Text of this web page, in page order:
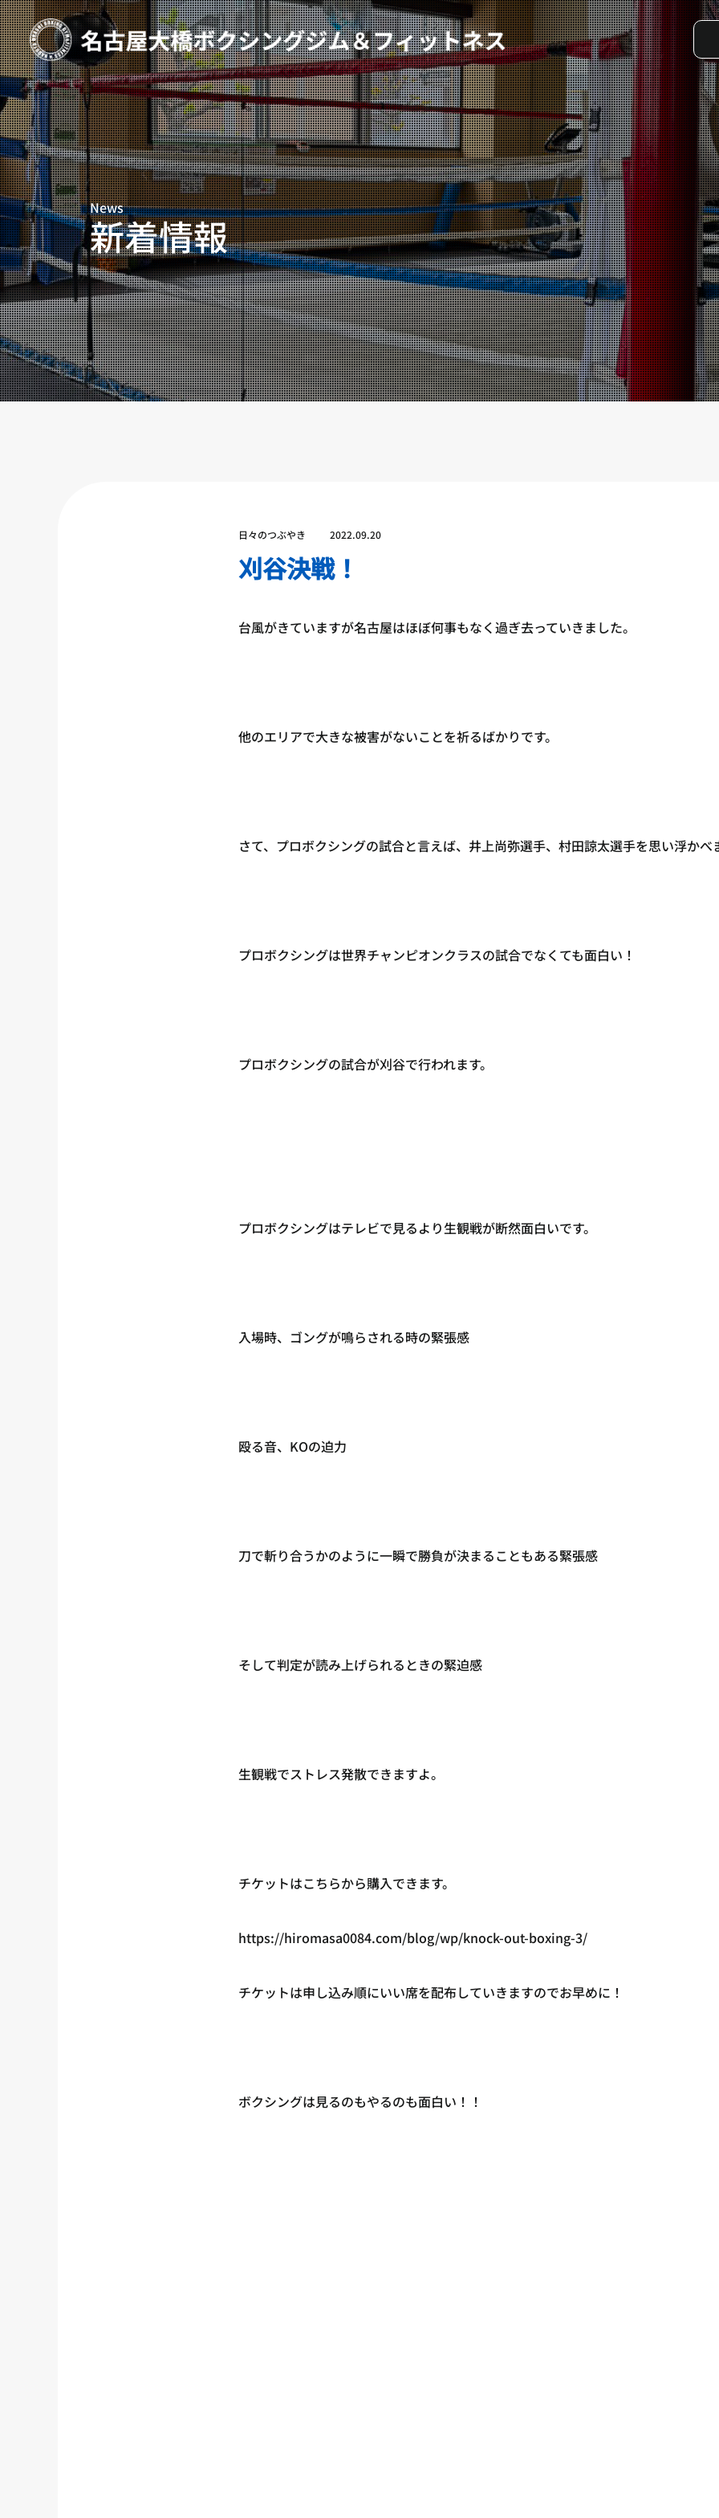
TOP
新着情報
ご予約
プライベートコース予約
レンタルスタジオ予約
名古屋大橋ボクシングジムについて
大橋弘政プロフィール
スタッフ紹介
料金案内
設備紹介
アクセス
実戦コース
料金システム
選手紹介
よくある質問
News
新着情報
日々のつぶやき 2022.09.20
刈谷決戦！
台風がきていますが名古屋はほぼ何事もなく過ぎ去っていきました。
他のエリアで大きな被害がないことを祈るばかりです。
さて、プロボクシングの試合と言えば、井上尚弥選手、村田諒太選手を思い浮かべ
プロボクシングは世界チャンピオンクラスの試合でなくても面白い！
プロボクシングの試合が刈谷で行われます。
プロボクシングはテレビで見るより生観戦が断然面白いです。
入場時、ゴングが鳴らされる時の緊張感
殴る音、KOの迫力
刀で斬り合うかのように一瞬で勝負が決まることもある緊張感
そして判定が読み上げられるときの緊迫感
生観戦でストレス発散できますよ。
チケットはこちらから購入できます。
https://hiromasa0084.com/blog/wp/knock-out-boxing-3/
チケットは申し込み順にいい席を配布していきますのでお早めに！
ボクシングは見るのもやるのも面白い！！